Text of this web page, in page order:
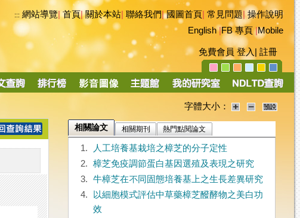
::: 網站導覽|首頁|關於本站 聯絡我們|國圖首頁 常見問題|操作說明
English|FB 專頁|Mobile
免費會員 登入 註冊
字體大小：
相關論文 相關期刊 熱門點閱論文
1.
人工培養基栽培之樟芝的分子定性
2.
樟芝免疫調節蛋白基因選殖及表現之研究
3.
牛樟芝在不同固態培養基上之生長差異研究
4.
以細胞模式評估中草藥樟芝醱酵物之美白功
效